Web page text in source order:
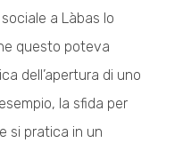
a Làbas lo
questo poteva
dell’apertura di uno
la sfida per
si pratica in un